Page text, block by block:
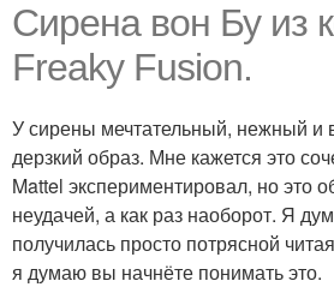
Сирена вон Бу из
Freaky Fusion.
У сирены мечтательный, нежный и
дерзкий образ. Мне кажется это
Mattel экспериментировал, но это
неудачей, а как раз наоборот. Я
получилась просто потрясной
я думаю вы начнёте понимать это.